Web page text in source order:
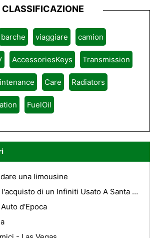
CLASSIFICAZIONE
barche viaggiare camion
AccessoriesKeys Transmission
Care Radiators
FuelOil
una limousine
Consigli per l'acquisto di un Infiniti Usato A Santa Monica, Ca
d'Epoca